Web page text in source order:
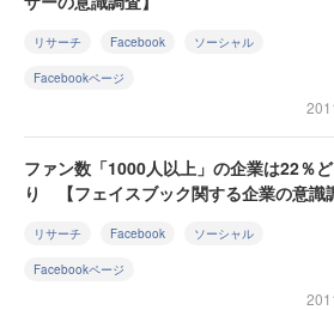
リサーチ Facebook ソーシャル
Facebookページ
ファン数「1000人以上」の企業は22％
り 【フェイスブック関する企業の意識
リサーチ Facebook ソーシャル
Facebookページ